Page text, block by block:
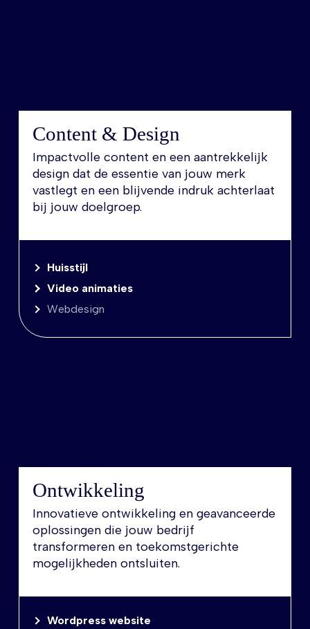
Content & Design
Impactvolle content en een aantrekkelijk
design dat de essentie van jouw merk
vastlegt en een blijvende indruk achterlaat
bij jouw doelgroep.
Huisstijl
Video animaties
Webdesign
Ontwikkeling
Innovatieve ontwikkeling en geavanceerde
oplossingen die jouw bedrijf
transformeren en toekomstgerichte
mogelijkheden ontsluiten.
Wordpress website